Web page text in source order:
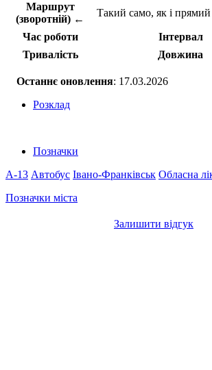
Маршрут
(зворотній) ←
Такий само, як і прямий
Час роботи Інтервал
Тривалість
Довжина
Останнє оновлення: 17.03.2026
Розклад
Позначки
A-13 Автобус Івано-Франківськ Обласна
Позначки міста
Залишити відгук